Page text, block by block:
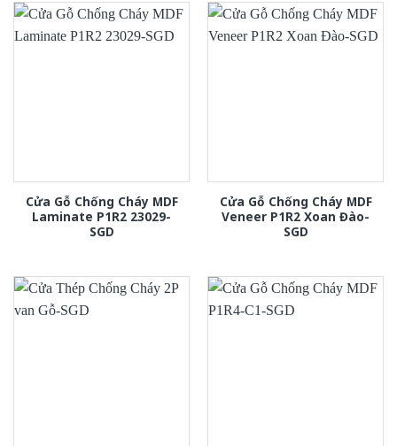
Cửa Gỗ Chống Cháy MDF
Laminate P1R2 23029-
SGD
Cửa Gỗ Chống Cháy MDF
Veneer P1R2 Xoan Đào-
SGD